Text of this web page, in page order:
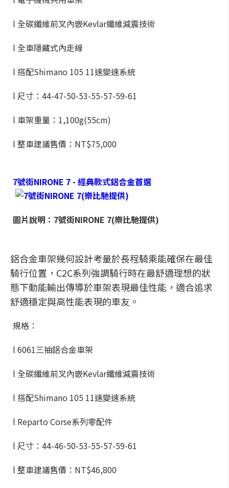
l 全碳纖維前叉內嵌Kevlar纖維減震技術
l 全車隱藏式內走線
l 搭配Shimano 105 11速變速系統
l 尺寸：44-47-50-53-55-57-59-61
l 車架重量：1,100g(55cm)
l 整車建議售價：NT$75,000
7號街NIRONE 7 - 經典款式鋁合金首選
圖片說明：7號街NIRONE 7(樂比馳提供)
鋁合金車架幾何設計考量於長程騎乘能確保在最佳
騎行位置，C2C系列強調騎行時在最舒適理想的狀
態下動能輸出傳導於車架表現最佳性能，適合追求
舒適穩定與高性能表現的車友。
規格：
l 6061三抽鋁合金車架
l 全碳纖維前叉內嵌Kevlar纖維減震技術
l 搭配Shimano 105 11速變速系統
l Reparto Corse系列零配件
l 尺寸：44-46-50-53-55-57-59-61
l 整車建議售價：NT$46,800